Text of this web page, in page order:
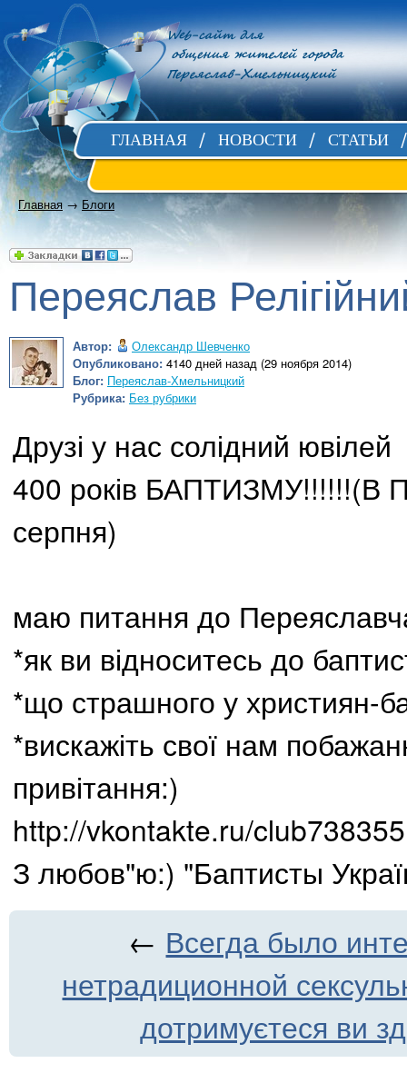
ГЛАВНАЯ НОВОСТИ СТАТЬИ
Главная→Блоги
Переяслав
Автор:
Олександр Шевченко
Опубликовано: 4140 дней назад (29 ноября 2014)
Блог: Переяслав-Хмельницкий
Рубрика: Без рубрики
Друзі у нас солідний ювілей
400 років БАПТИЗМУ!!!!!!(В
серпня)
маю питання до
*як ви відноситесь до
*що страшного у християн-
*вискажіть свої нам
привітання:)
http://vkontakte.ru/
З любов"ю:) "Баптисты
← Всегда было
нетрадиционной
дотримуєтеся ви